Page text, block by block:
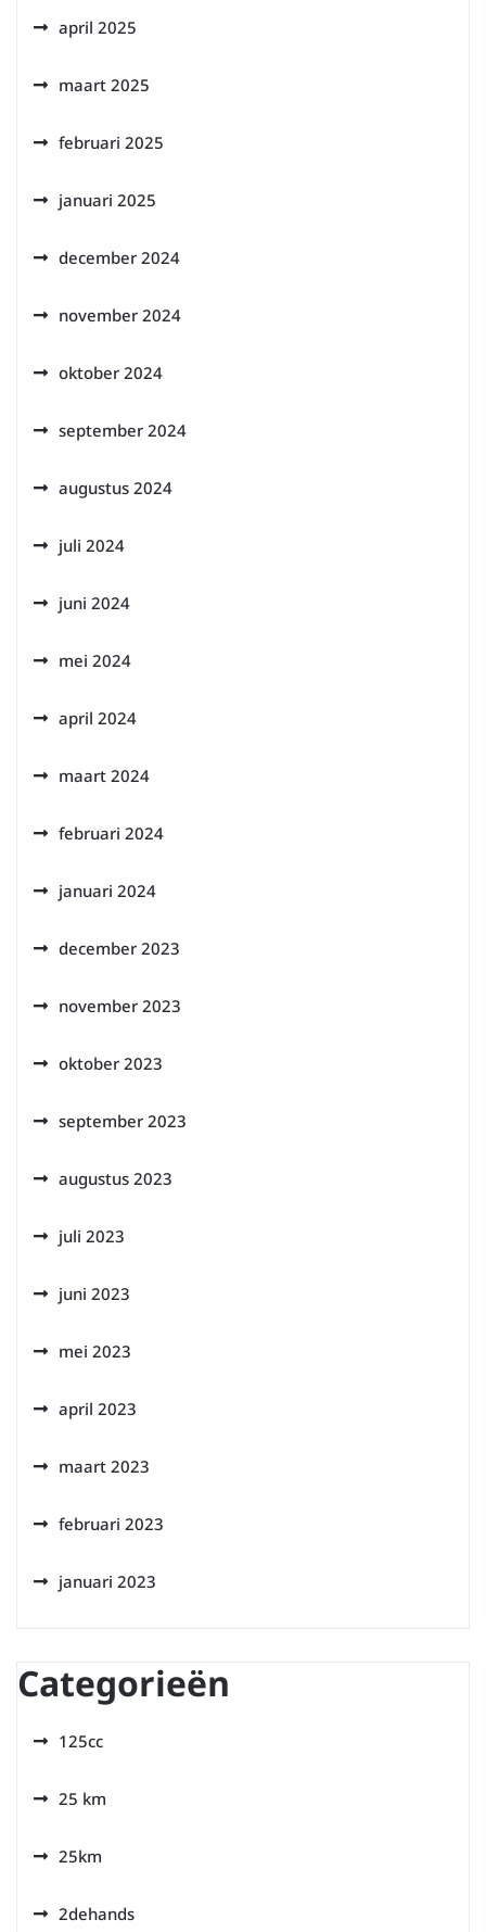
april 2025
maart 2025
februari 2025
januari 2025
december 2024
november 2024
oktober 2024
september 2024
augustus 2024
juli 2024
juni 2024
mei 2024
april 2024
maart 2024
februari 2024
januari 2024
december 2023
november 2023
oktober 2023
september 2023
augustus 2023
juli 2023
juni 2023
mei 2023
april 2023
maart 2023
februari 2023
januari 2023
Categorieën
125cc
25 km
25km
2dehands